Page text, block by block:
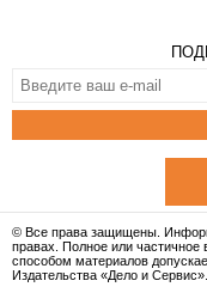
© Все права защищены.
правах. Полное или частичное
способом материалов
Издательства «Дело и Сервис».